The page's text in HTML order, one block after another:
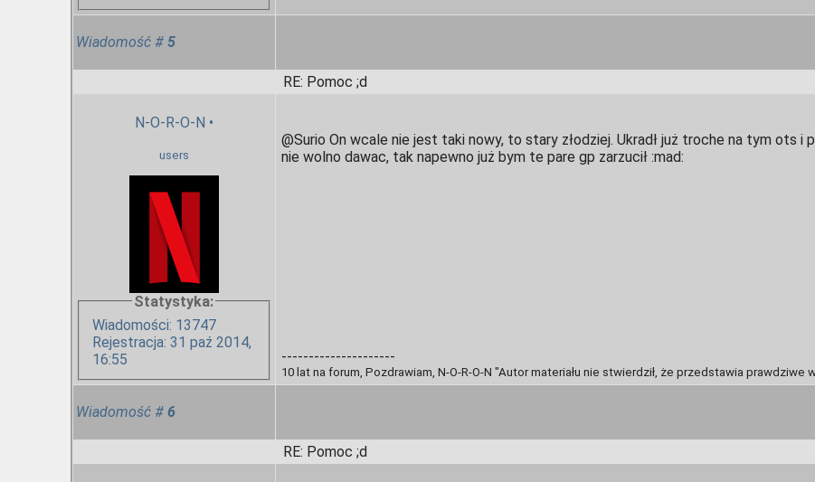
Wiadomość # 5
RE: Pomoc ;d
N-O-R-O-N •
users
Statystyka:
Wiadomości: 13747
Rejestracja: 31 paź 2014,
16:55
@Surio On wcale nie jest taki nowy, to stary złodziej. Ukradł już troche na tym ots i
nie wolno dawac, tak napewno już bym te pare gp zarzucił :mad:
---------------------
10 lat na forum, Pozdrawiam, N-O-R-O-N "Autor materiału nie stwierdził, że przedstawia prawdziwe
Wiadomość # 6
RE: Pomoc ;d